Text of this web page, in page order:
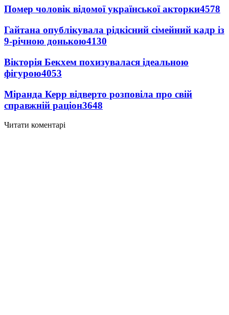
Помер чоловік відомої української акторки4578
Гайтана опублікувала рідкісний сімейний кадр із
9-річною донькою4130
Вікторія Бекхем похизувалася ідеальною
фігурою4053
Міранда Керр відверто розповіла про свій
справжній раціон3648
Читати коментарі